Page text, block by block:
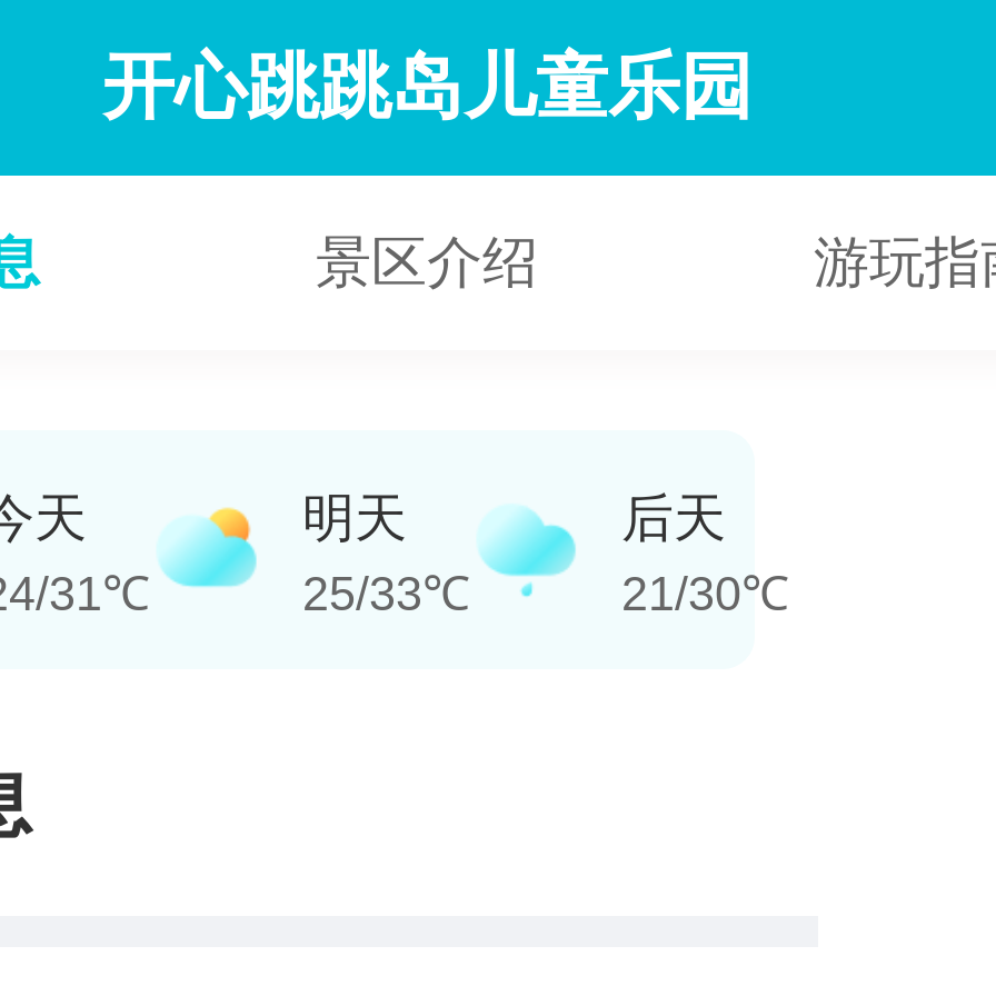
开心跳跳岛儿童乐园
景区介绍 游玩指
天
31℃
明天
25/33℃
后天
21/30℃